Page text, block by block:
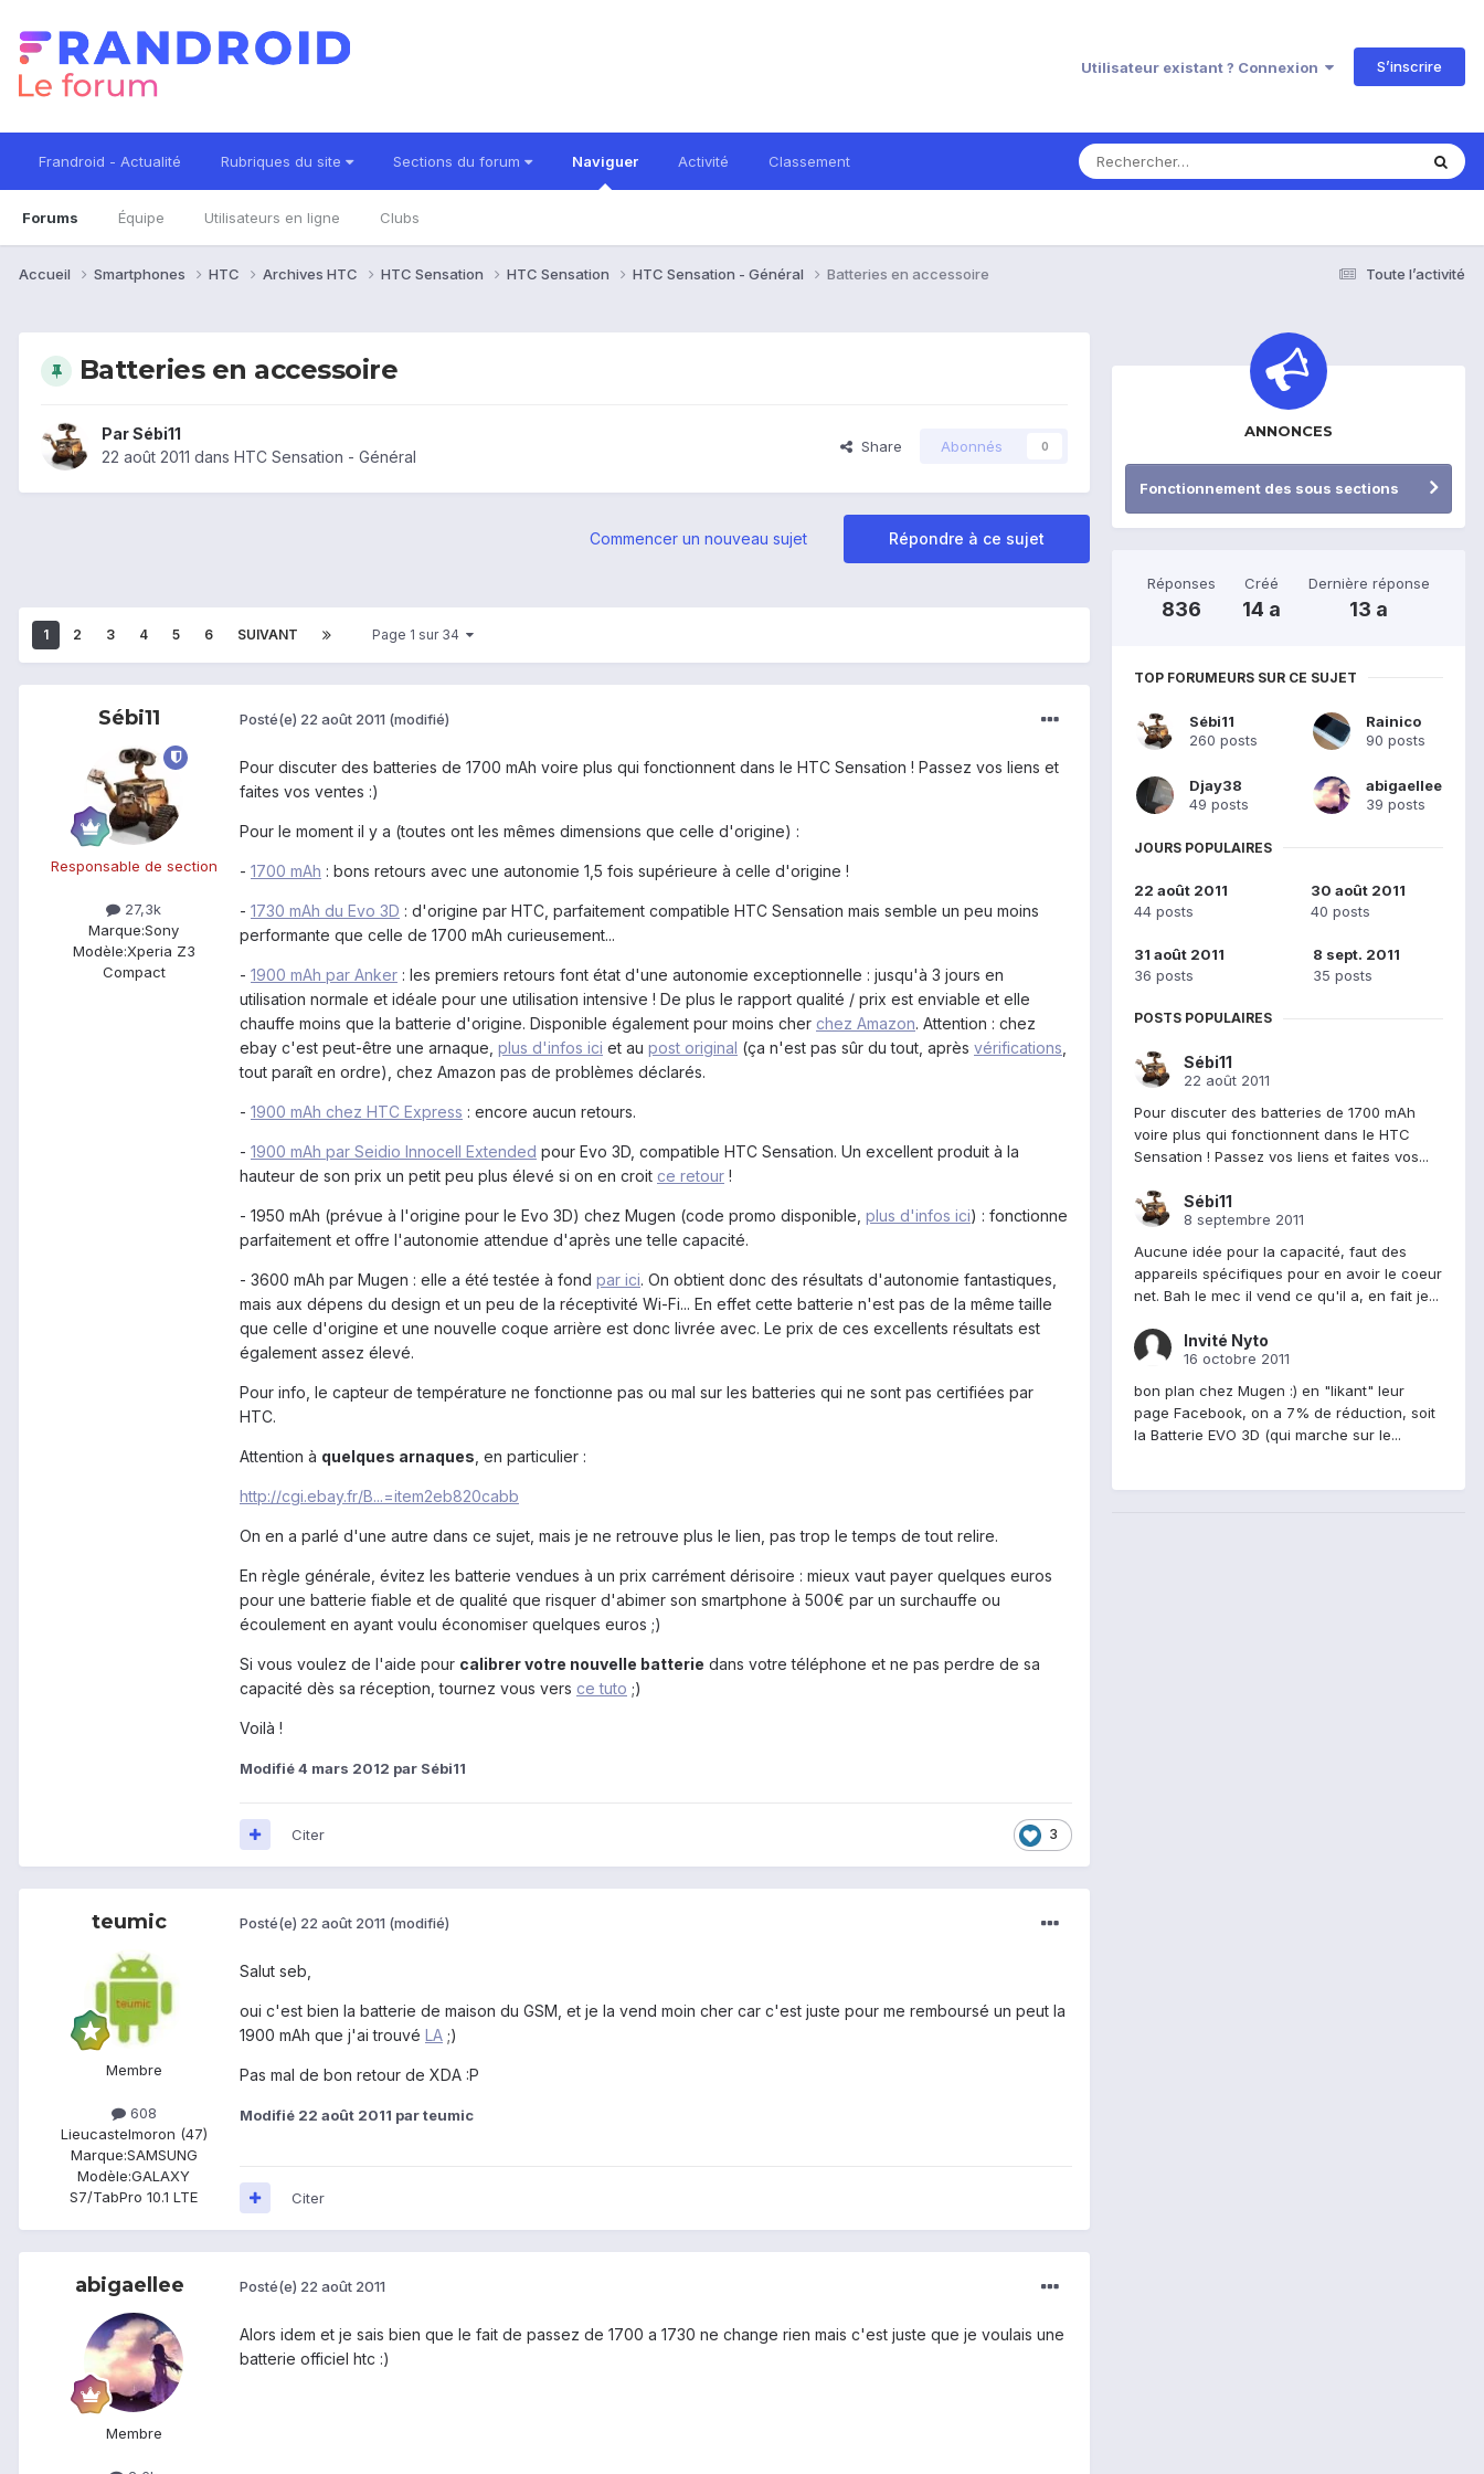
Utilisateur existant ? Connexion S’inscrire
Frandroid - Actualité Rubriques du site Sections du forum Naviguer
Forums Équipe Utilisateurs en ligne Clubs
Activité Classement
Toute l’activité
Accueil Smartphones HTC Archives HTC HTC Sensation HTC Sensation HTC Sensation - Général Batteries en accessoire
Batteries en accessoire
ParSébi11
22 août 2011 dans HTC Sensation - Général
Share Abonnés 0
Répondre à ce sujet
Commencer un nouveau sujet
1 2 3 4 5 6 SUIVANT Page 1 sur 34
Sébi11
Responsable de section
27,3k
Marque:Sony
Modèle:Xperia Z3
Compact
Posté(e) 22 août 2011 (modifié)
Pour discuter des batteries de 1700 mAh voire plus qui fonctionnent dans le HTC Sensation ! Passez vos liens et
faites vos ventes :)
Pour le moment il y a (toutes ont les mêmes dimensions que celle d'origine) :
- 1700 mAh : bons retours avec une autonomie 1,5 fois supérieure à celle d'origine !
- 1730 mAh du Evo 3D : d'origine par HTC, parfaitement compatible HTC Sensation mais semble un peu moins
performante que celle de 1700 mAh curieusement...
- 1900 mAh par Anker : les premiers retours font état d'une autonomie exceptionnelle : jusqu'à 3 jours en
utilisation normale et idéale pour une utilisation intensive ! De plus le rapport qualité / prix est enviable et elle
chauffe moins que la batterie d'origine. Disponible également pour moins cher chez Amazon. Attention : chez
ebay c'est peut-être une arnaque, plus d'infos ici et au post original (ça n'est pas sûr du tout, après vérifications
tout paraît en ordre), chez Amazon pas de problèmes déclarés.
- 1900 mAh chez HTC Express : encore aucun retours.
- 1900 mAh par Seidio Innocell Extended pour Evo 3D, compatible HTC Sensation. Un excellent produit à la
hauteur de son prix un petit peu plus élevé si on en croit ce retour !
- 1950 mAh (prévue à l'origine pour le Evo 3D) chez Mugen (code promo disponible, plus d'infos ici) : fonctionne
parfaitement et offre l'autonomie attendue d'après une telle capacité.
- 3600 mAh par Mugen : elle a été testée à fond par ici. On obtient donc des résultats d'autonomie fantastiques,
mais aux dépens du design et un peu de la réceptivité Wi-Fi... En effet cette batterie n'est pas de la même taille
que celle d'origine et une nouvelle coque arrière est donc livrée avec. Le prix de ces excellents résultats est
également assez élevé.
Pour info, le capteur de température ne fonctionne pas ou mal sur les batteries qui ne sont pas certifiées par
HTC.
Attention à quelques arnaques , en particulier :
http://cgi.ebay.fr/B...=item2eb820cabb
On en a parlé d'une autre dans ce sujet, mais je ne retrouve plus le lien, pas trop le temps de tout relire.
En règle générale, évitez les batterie vendues à un prix carrément dérisoire : mieux vaut payer quelques euros
pour une batterie fiable et de qualité que risquer d'abimer son smartphone à 500€ par un surchauffe ou
écoulement en ayant voulu économiser quelques euros ;)
Si vous voulez de l'aide pour calibrer votre nouvelle batterie dans votre téléphone et ne pas perdre de sa
capacité dès sa réception, tournez vous vers ce tuto ;)
Voilà !
Modifié4 mars 2012 par Sébi11
3
Citer
teumic
Membre
608
Lieucastelmoron (47)
Marque:SAMSUNG
Modèle:GALAXY
S7/TabPro 10.1 LTE
Posté(e) 22 août 2011 (modifié)
Salut seb,
oui c'est bien la batterie de maison du GSM, et je la vend moin cher car c'est juste pour me remboursé un peut la
1900 mAh que j'ai trouvé LA ;)
Pas mal de bon retour de XDA :P
Modifié 22 août 2011 par teumic
Citer
abigaellee
Membre
Posté(e) 22 août 2011
Alors idem et je sais bien que le fait de passez de 1700 a 1730 ne change rien mais c'est juste que je voulais une
batterie officiel htc :)
ANNONCES
Fonctionnement des sous sections
Réponses
836
Créé
14 a
Dernière réponse
13 a
TOP FORUMEURS SUR CE SUJET
Sébi11
260 posts
Rainico
90 posts
Djay38
49 posts
abigaellee
39 posts
JOURS POPULAIRES
22 août 2011
44 posts
30 août 2011
40 posts
31 août 2011
36 posts
8 sept. 2011
35 posts
POSTS POPULAIRES
Sébi11
22 août 2011
Pour discuter des batteries de 1700 mAh
voire plus qui fonctionnent dans le HTC
Sensation ! Passez vos liens et faites vos...
Sébi11
8 septembre 2011
Aucune idée pour la capacité, faut des
appareils spécifiques pour en avoir le coeur
net. Bah le mec il vend ce qu'il a, en fait je...
Invité Nyto
16 octobre 2011
bon plan chez Mugen :) en "likant" leur
page Facebook, on a 7% de réduction, soit
la Batterie EVO 3D (qui marche sur le...